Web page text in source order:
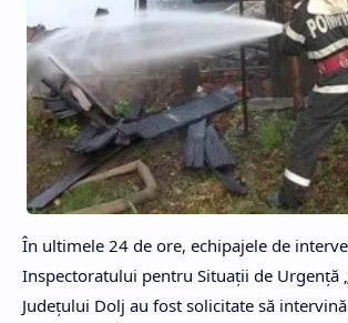
În ultimele 24 de ore, echipajele de
Inspectoratului pentru Situaţii de Urgenţă
Judeţului Dolj au fost solicitate să